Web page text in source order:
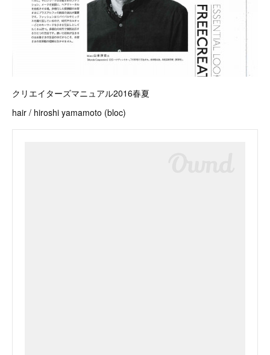
クリエイターズマニュアル2016春夏
hair / hiroshi yamamoto (bloc)